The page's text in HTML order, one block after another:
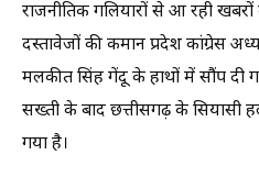
राजनीतिक गलियारों से आ रही
दस्तावेजों की कमान प्रदेश कांग्रेस
मलकीत सिंह गेंदू के हाथों में सौंप दी
सख्ती के बाद छत्तीसगढ़ के सियासी
गया है।